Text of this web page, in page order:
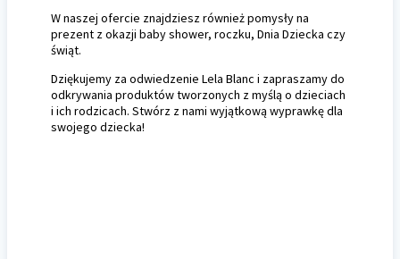
W naszej ofercie znajdziesz również pomysły na
prezent z okazji baby shower, roczku, Dnia Dziecka czy
świąt.
Dziękujemy za odwiedzenie Lela Blanc i zapraszamy do
odkrywania produktów tworzonych z myślą o dzieciach
i ich rodzicach. Stwórz z nami wyjątkową wyprawkę dla
swojego dziecka!